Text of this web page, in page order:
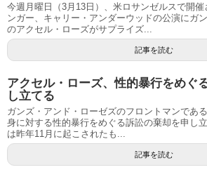
今週月曜日（3月13日）、米ロサンゼルスで開
ンガー、キャリー・アンダーウッドの公演にガ
のアクセル・ローズがサプライズ...
記事を読む
アクセル・ローズ、性的暴行をめぐ
し立てる
ガンズ・アンド・ローゼズのフロントマンであ
身に対する性的暴行をめぐる訴訟の棄却を申し
は昨年11月に起こされたも...
記事を読む